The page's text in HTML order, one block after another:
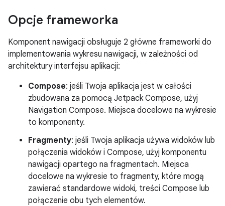
Opcje frameworka
Komponent nawigacji obsługuje 2 główne frameworki do
implementowania wykresu nawigacji, w zależności od
architektury interfejsu aplikacji:
Compose: jeśli Twoja aplikacja jest w całości
zbudowana za pomocą Jetpack Compose, użyj
Navigation Compose. Miejsca docelowe na wykresie
to komponenty.
Fragmenty: jeśli Twoja aplikacja używa widoków lub
połączenia widoków i Compose, użyj komponentu
nawigacji opartego na fragmentach. Miejsca
docelowe na wykresie to fragmenty, które mogą
zawierać standardowe widoki, treści Compose lub
połączenie obu tych elementów.